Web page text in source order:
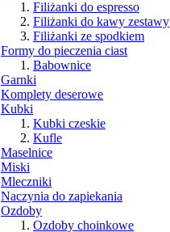
Filiżanki do espresso
Filiżanki do kawy zestawy
Filiżanki ze spodkiem
Formy do pieczenia ciast
Babownice
Garnki
Komplety deserowe
Kubki
Kubki czeskie
Kufle
Maselnice
Miski
Mleczniki
Naczynia do zapiekania
Ozdoby
Ozdoby choinkowe